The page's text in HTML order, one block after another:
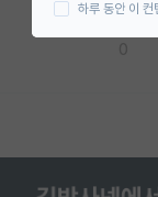
연구실(PI) 홍
하루 동안 이 컨